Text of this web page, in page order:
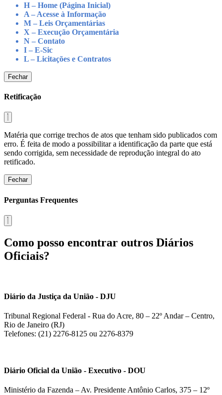
H – Home (Página Inicial)
A – Acesse à Informação
M – Leis Orçamentárias
X – Execução Orçamentária
N – Contato
I – E-Sic
L – Licitações e Contratos
Fechar
Retificação
Matéria que corrige trechos de atos que tenham sido publicados com
erro. É feita de modo a possibilitar a identificação da parte que está
sendo corrigida, sem necessidade de reprodução integral do ato
retificado.
Fechar
Perguntas Frequentes
Como posso encontrar outros Diários
Oficiais?
Diário da Justiça da União - DJU
Tribunal Regional Federal - Rua do Acre, 80 – 22º Andar – Centro,
Rio de Janeiro (RJ)
Telefones: (21) 2276-8125 ou 2276-8379
Diário Oficial da União - Executivo - DOU
Ministério da Fazenda – Av. Presidente Antônio Carlos, 375 – 12º